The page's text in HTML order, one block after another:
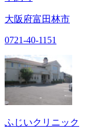
大阪府富田林市
0721-40-1151
ふじいクリニック